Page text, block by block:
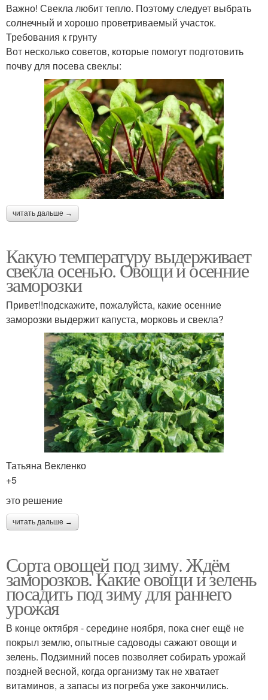
Важно! Свекла любит тепло. Поэтому следует выбрать
солнечный и хорошо проветриваемый участок.
Требования к грунту
Вот несколько советов, которые помогут подготовить
почву для посева свеклы:
читать дальше →
Какую температуру выдерживает
свекла осенью. Овощи и осенние
заморозки
Привет!!подскажите, пожалуйста, какие осенние
заморозки выдержит капуста, морковь и свекла?
Татьяна Векленко
+5
это решение
читать дальше →
Сорта овощей под зиму. Ждём
заморозков. Какие овощи и зелень
посадить под зиму для раннего
урожая
В конце октября - середине ноября, пока снег ещё не
покрыл землю, опытные садоводы сажают овощи и
зелень. Подзимний посев позволяет собирать урожай
поздней весной, когда организму так не хватает
витаминов, а запасы из погреба уже закончились.